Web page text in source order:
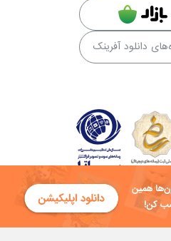
دانلود آفرینک
فناوی هفت آسمان توکان تعلق دارد و